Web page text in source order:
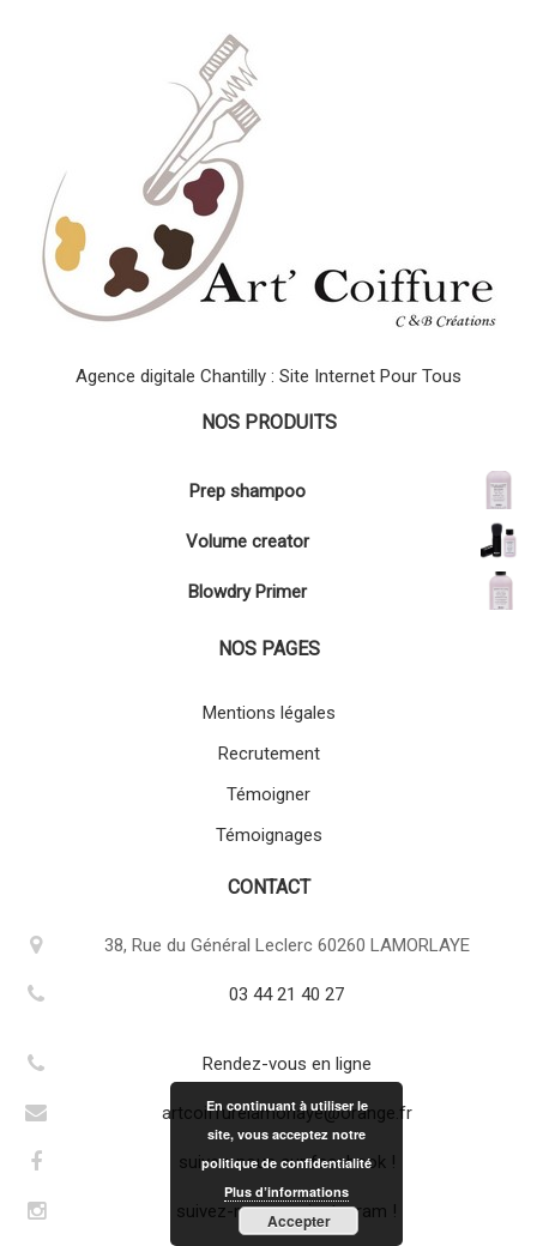
Agence digitale Chantilly : Site Internet Pour Tous
NOS PRODUITS
Prep shampoo
Volume creator
Blowdry Primer
NOS PAGES
Mentions légales
Recrutement
Témoigner
Témoignages
CONTACT
38, Rue du Général Leclerc 60260 LAMORLAYE
03 44 21 40 27
Rendez-vous en ligne
artcoiffurelamorlaye@orange.fr
suivez-nous sur facebook !
suivez-nous sur instagram !
En continuant à utiliser le
site, vous acceptez notre
politique de confidentialité
Plus d’informations
Accepter